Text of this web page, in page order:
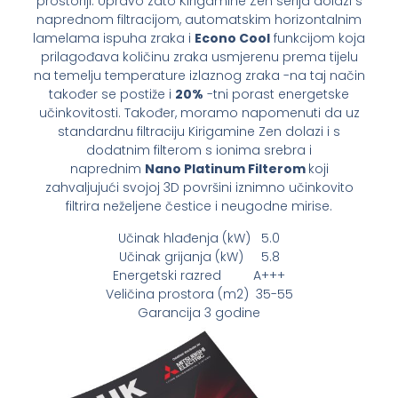
naprednom filtracijom, automatskim horizontalnim
lamelama ispuha zraka i Econo Cool funkcijom koja
prilagođava količinu zraka usmjerenu prema tijelu
na temelju temperature izlaznog zraka -na taj način
također se postiže i 20% -tni porast energetske
učinkovitosti. Također, moramo napomenuti da uz
standardnu filtraciju Kirigamine Zen dolazi i s
dodatnim filterom s ionima srebra i
naprednim Nano Platinum Filterom koji
zahvaljujući svojoj 3D površini iznimno učinkovito
filtrira neželjene čestice i neugodne mirise.
Učinak hlađenja (kW) 5.0
Učinak grijanja (kW) 5.8
Energetski razred A+++
Veličina prostora (m2) 35-55
Garancija 3 godine